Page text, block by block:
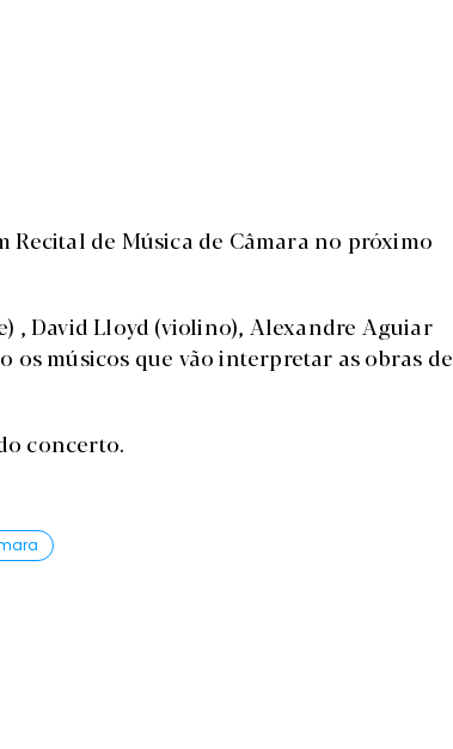
de Música de Câmara no próximo
, David Lloyd (violino), Alexandre Aguiar
os músicos que vão interpretar as obras de
concerto.